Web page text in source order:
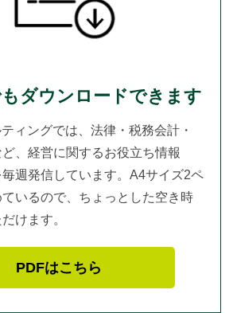
ダウンロードできます
ィングでは、法律・税務会計・
、経営に関するお役立ち情報
毎週発信しています。A4サイズ2ペ
いるので、ちょっとした空き時
けます。
PDFはこちら